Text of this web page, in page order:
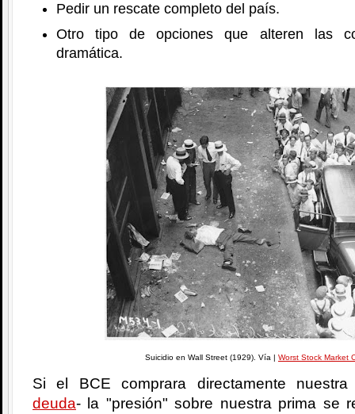
Pedir un rescate completo del país.
Otro tipo de opciones que alteren las
dramática.
Suicidio en Wall Street (1929). Vía | Worst Stock Market
Si el BCE comprara directamente
deuda- la "presión" sobre nuestra prima se